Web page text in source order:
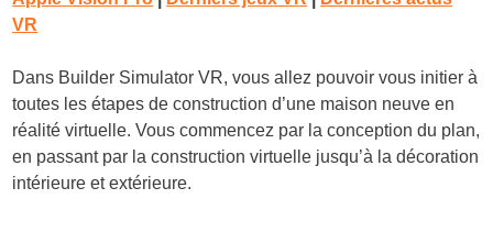
VR
Dans Builder Simulator VR, vous allez pouvoir vous initier à
toutes les étapes de construction d’une maison neuve en
réalité virtuelle. Vous commencez par la conception du plan,
en passant par la construction virtuelle jusqu’à la décoration
intérieure et extérieure.